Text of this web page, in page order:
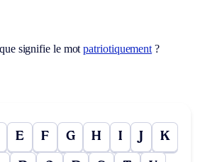
signifie le motpatriotiquement ?
E F G H I J K